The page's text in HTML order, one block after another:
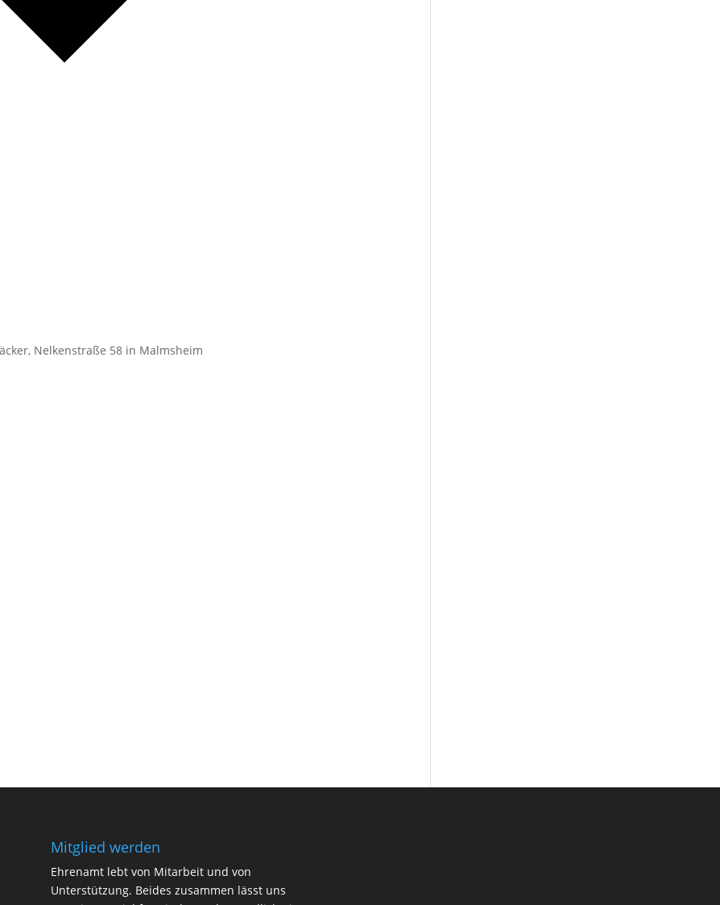
Nelkenstraße 58 in Malmsheim
Mitglied werden
Ehrenamt lebt von Mitarbeit und von
Unterstützung. Beides zusammen lässt uns